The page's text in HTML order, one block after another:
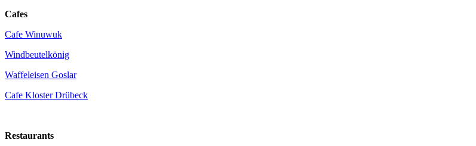
Cafes
Cafe Winuwuk
Windbeutelkönig
Waffeleisen Goslar
Cafe Kloster Drübeck
Restaurants